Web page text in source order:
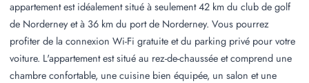
appartement est idéalement situé à seulement 42 km du club de golf
de Norderney et à 36 km du port de Norderney. Vous pourrez
profiter de la connexion Wi-Fi gratuite et du parking privé pour votre
voiture. L'appartement est situé au rez-de-chaussée et comprend une
chambre confortable, une cuisine bien équipée, un salon et une